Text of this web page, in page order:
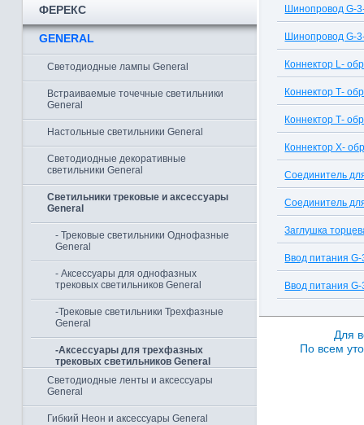
ФЕРЕКС
GENERAL
Светодиодные лампы General
Встраиваемые точечные светильники
General
Настольные светильники General
Светодиодные декоративные
светильники General
Светильники трековые и аксессуары
General
- Трековые светильники Однофазные
General
- Аксессуары для однофазных
трековых светильников General
-Трековые светильники Трехфазные
General
-Аксессуары для трехфазных
трековых светильников General
Светодиодные ленты и аксессуары
General
Гибкий Неон и аксессуары General
Шинопровод G-
Шинопровод G-
Коннектор L-
Коннектор Т-
Коннектор Т-
Коннектор Х-
Соединитель
Соединитель
Заглушка
Ввод питания
Ввод питания
Для
По всем